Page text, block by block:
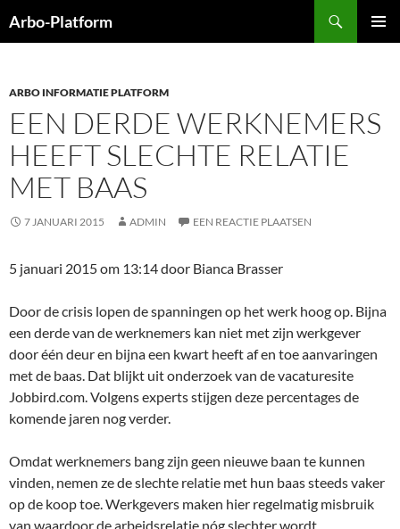
naar
Arbo-Platform
ARBO INFORMATIE PLATFORM
EEN DERDE WERKNEMERS
HEEFT SLECHTE RELATIE
MET BAAS
7 JANUARI 2015 ADMIN EEN REACTIE PLAATSEN
5 januari 2015 om 13:14door Bianca Brasser
Door de crisis lopen de spanningen op het werk hoog op. Bijna
een derde van de werknemers kan niet met zijn werkgever
door één deur en bijna een kwart heeft af en toe aanvaringen
met de baas. Dat blijkt uit onderzoek van de vacaturesite
Jobbird.com. Volgens experts stijgen deze percentages de
komende jaren nog verder.
Omdat werknemers bang zijn geen nieuwe baan te kunnen
vinden, nemen ze de slechte relatie met hun baas steeds vaker
op de koop toe. Werkgevers maken hier regelmatig misbruik
van waardoor de arbeidsrelatie nóg slechter wordt.